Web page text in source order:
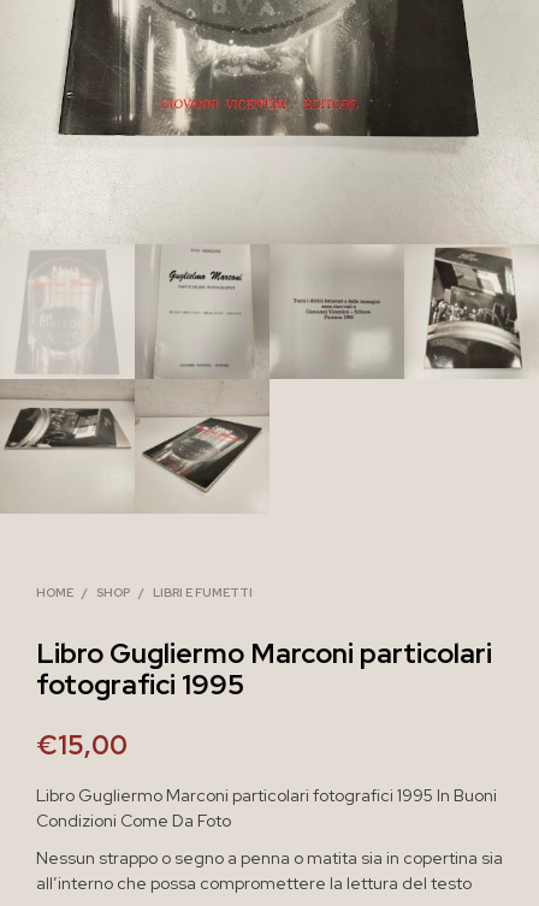
HOME / SHOP / LIBRI E FUMETTI
Libro Gugliermo Marconi particolari
fotografici 1995
€15,00
Libro Gugliermo Marconi particolari fotografici 1995 In Buoni
Condizioni Come Da Foto
Nessun strappo o segno a penna o matita sia in copertina sia
all’interno che possa compromettere la lettura del testo